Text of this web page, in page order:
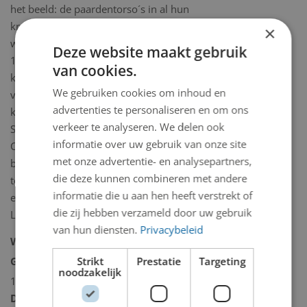
het beeld: de paardentorso´s in al hun
kracht en beleving. Arthur Spronken
was van 1955 tot haar overlijden in
1983 getrouwd met de Finse
kunstenares Varpu Tikanoja. Zij kregen
vier dochters, waaronder de
kunstenaressen Siiri Spronken, Arja
Spronken, Kore Spronken en zoon
Caius Spronken. Spronken en de
beeldhouwster Francesca Zijlstra zijn
tot zijn dood levenspartners geweest
en deelden huis en ateliers in Zuid-
Limburg.
Woonplaats:
Geboortedatum: donderdag 24 juli
1930
Datum overlijden:
donderdag 5 april
×
Deze website maakt gebruik
van cookies.
We gebruiken cookies om inhoud en
advertenties te personaliseren en om ons
verkeer te analyseren. We delen ook
informatie over uw gebruik van onze site
met onze advertentie- en analysepartners,
die deze kunnen combineren met andere
informatie die u aan hen heeft verstrekt of
die zij hebben verzameld door uw gebruik
van hun diensten. Privacybeleid
Strikt
noodzakelijk
Prestatie Targeting